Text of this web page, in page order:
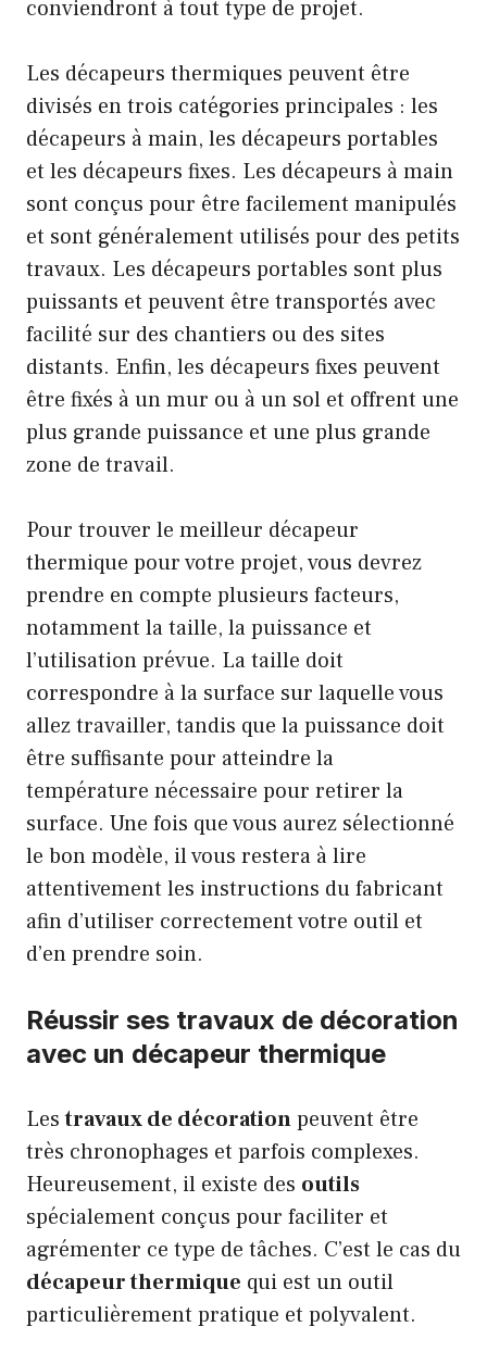
conviendront à tout type de projet.
Les décapeurs thermiques peuvent être
divisés en trois catégories principales : les
décapeurs à main, les décapeurs portables
et les décapeurs fixes. Les décapeurs à main
sont conçus pour être facilement manipulés
et sont généralement utilisés pour des petits
travaux. Les décapeurs portables sont plus
puissants et peuvent être transportés avec
facilité sur des chantiers ou des sites
distants. Enfin, les décapeurs fixes peuvent
être fixés à un mur ou à un sol et offrent une
plus grande puissance et une plus grande
zone de travail.
Pour trouver le meilleur décapeur
thermique pour votre projet, vous devrez
prendre en compte plusieurs facteurs,
notamment la taille, la puissance et
l’utilisation prévue. La taille doit
correspondre à la surface sur laquelle vous
allez travailler, tandis que la puissance doit
être suffisante pour atteindre la
température nécessaire pour retirer la
surface. Une fois que vous aurez sélectionné
le bon modèle, il vous restera à lire
attentivement les instructions du fabricant
afin d’utiliser correctement votre outil et
d’en prendre soin.
Réussir ses travaux de décoration
avec un décapeur thermique
Lestravaux de décorationpeuvent être
très chronophages et parfois complexes.
Heureusement, il existe des outils
spécialement conçus pour faciliter et
agrémenter ce type de tâches. C’est le cas du
décapeur thermique qui est un outil
particulièrement pratique et polyvalent.